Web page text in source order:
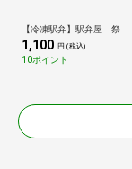
【冷凍駅弁】駅弁屋 祭
1,100 円 (税込)
10ポイント